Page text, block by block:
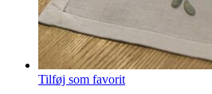
Tilføj som favorit